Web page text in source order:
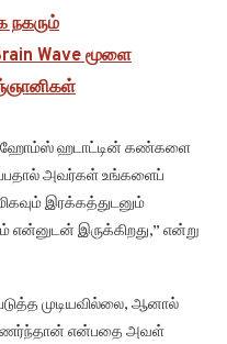
நகரும்
Wave மூளை
ஹோம்ஸ் ஹடாட்டின் கண்களை
அவர்கள் உங்களைப்
இரக்கத்துடனும்
என்னுடன் இருக்கிறது,” என்று
முடியவில்லை, ஆனால்
என்பதை அவள்